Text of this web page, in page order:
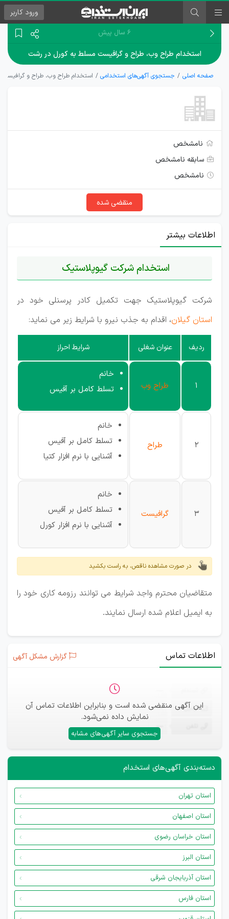
ورود کاربر
۶ سال پیش
استخدام طراح وب، طراح و گرافیست مسلط به کورل در رشت
صفحه اصلی جستجوی آگهی‌های استخدامی استخدام طراح وب، طراح و
نامشخص
سابقه نامشخص
نامشخص
منقضی شده
اطلاعات بیشتر
استخدام شرکت گیوپلاستیک
شرکت گیوپلاستیک جهت تکمیل کادر پرسنلی خود در
استان گیلان، اقدام به جذب نیرو با شرایط زیر می نماید:
ردیف عنوان شغلی شرایط احراز
1 طراح وب
خانم
تسلط کامل بر آفیس
2 طراح
خانم
تسلط کامل بر آفیس
آشنایی با نرم افزار کتیا
3 گرافیست
خانم
تسلط کامل بر آفیس
آشنایی با نرم افزار کورل
در صورت مشاهده ناقص، به راست بکشید
متقاضیان محترم واجد شرایط می توانند رزومه کاری خود را
به ایمیل اعلام شده ارسال نمایند.
اطلاعات تماس گزارش مشکل آگهی
این آگهی منقضی شده است و بنابراین اطلاعات تماس آن
نمایش داده نمی‌شود.
جستجوی سایر آگهی‌های مشابه
ایمیل —
—
دسته‌بندی آگهی‌های استخدام
استان تهران
استان اصفهان
استان خراسان رضوی
استان البرز
استان آذربایجان شرقی
استان فارس